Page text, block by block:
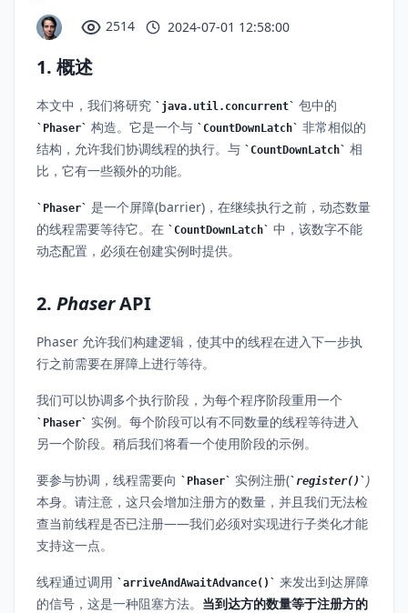
2514 2024-07-01 12:58:00
1. 概述
本文中，我们将研究 java.util.concurrent 包中的
Phaser 构造。它是一个与 CountDownLatch
非常相似的
结构，允许我们协调线程的执行。与
CountDownLatch
相
比，它有一些额外的功能。
Phaser
是一个屏障(barrier)，在继续执行之前，动态数量
的线程需要等待它。在
CountDownLatch
中，该数字不能
动态配置，必须在创建实例时提供。
2. PhaserAPI
Phaser 允许我们构建逻辑，使其中的线程在进入下一步执
行之前需要在屏障上进行等待。
我们可以协调多个执行阶段，为每个程序阶段重用一个
Phaser
实例。每个阶段可以有不同数量的线程等待进入
另一个阶段。稍后我们将看一个使用阶段的示例。
要参与协调，线程需要向 Phaser 实例注册( register()
)
本身。请注意，这只会增加注册方的数量，并且我们无法检
查当前线程是否已注册——我们必须对实现进行子类化才能
支持这一点。
线程通过调用 arriveAndAwaitAdvance()
来发出到达屏障
的信号，这是一种阻塞方法。 当到达方的数量等于注册方的